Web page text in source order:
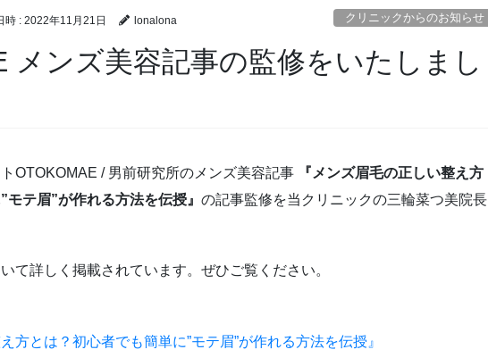
時 : 2022年11月21日 lonalona クリニックからのお知らせ
メンズ美容記事の監修をいたしまし
OTOKOMAE / 男前研究所のメンズ美容記事
『メンズ眉毛の正しい整え方
テ眉”が作れる方法を伝授』 の記事監修を当クリニックの三輪菜つ美院長
て詳しく掲載されています。ぜひご覧ください。
方とは？初心者でも簡単に”モテ眉”が作れる方法を伝授』